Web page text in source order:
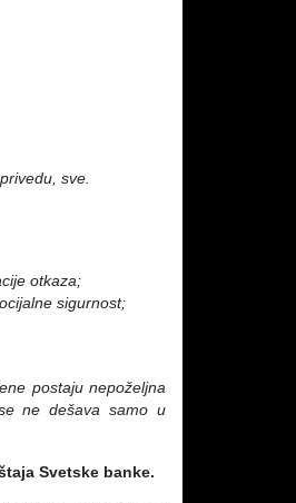
sve.
otkaza;
sigurnost;
postaju nepoželjna
ne dešava samo u
Svetske banke.